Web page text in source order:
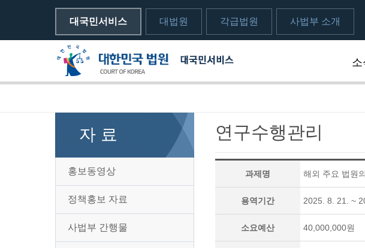
대국민서비스 대법원 각급법원 사법부 소개
소
메뉴전체보기
자 료
홍보동영상
정책홍보 자료
사법부 간행물
연구수행관리
과제명 해외 주요 법원
용역기간 2025. 8. 21. ~
소요예산 40,000,000원